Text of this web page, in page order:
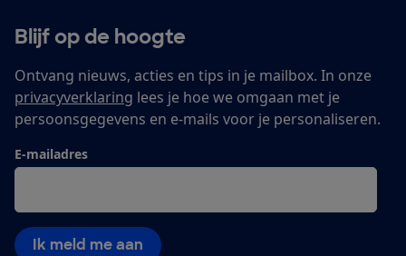
Blijf op de hoogte
Ontvang nieuws, acties en tips in je mailbox. In onze
privacyverklaring lees je hoe we omgaan met je
persoonsgegevens en e-mails voor je personaliseren.
E-mailadres
Ik meld me aan